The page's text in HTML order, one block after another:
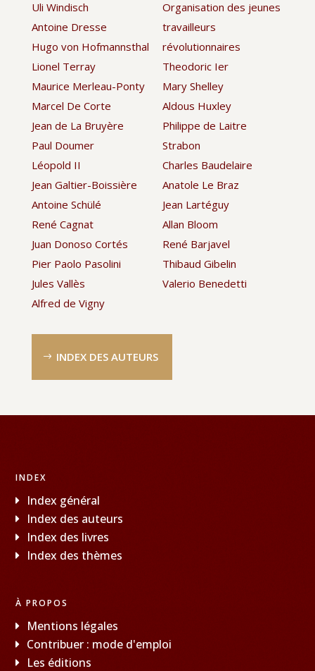
Uli Windisch
Antoine Dresse
Hugo von Hofmannsthal
Lionel Terray
Maurice Merleau-Ponty
Marcel De Corte
Jean de La Bruyère
Paul Doumer
Léopold II
Jean Galtier-Boissière
Antoine Schülé
René Cagnat
Juan Donoso Cortés
Pier Paolo Pasolini
Jules Vallès
Alfred de Vigny
Organisation des jeunes
travailleurs
révolutionnaires
Theodoric Ier
Mary Shelley
Aldous Huxley
Philippe de Laitre
Strabon
Charles Baudelaire
Anatole Le Braz
Jean Lartéguy
Allan Bloom
René Barjavel
Thibaud Gibelin
Valerio Benedetti
INDEX DES AUTEURS
INDEX
Index général
Index des auteurs
Index des livres
Index des thèmes
À PROPOS
Mentions légales
Contribuer : mode d'emploi
Les éditions